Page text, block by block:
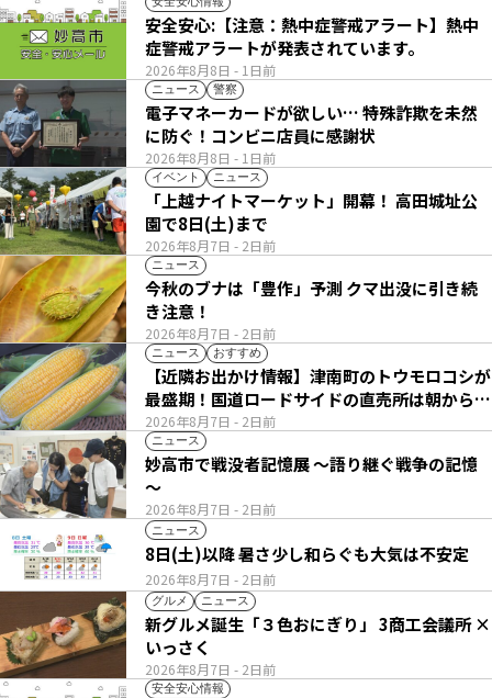
2026年8月8日 - 1日前
安全安心:【注意：熱中症警戒アラート】熱中
症警戒アラートが発表されています。
ニュース 警察
2026年8月8日 - 1日前
電子マネーカードが欲しい… 特殊詐欺を未然
に防ぐ！コンビニ店員に感謝状
イベント ニュース
2026年8月7日 - 2日前
「上越ナイトマーケット」開幕！ 高田城址公
園で8日(土)まで
ニュース
2026年8月7日 - 2日前
今秋のブナは「豊作」予測 クマ出没に引き続
き注意！
ニュース おすすめ
2026年8月7日 - 2日前
【近隣お出かけ情報】津南町のトウモロコシが
最盛期！国道ロードサイドの直売所は朝から長
い列
ニュース
2026年8月7日 - 2日前
妙高市で戦没者記憶展 ～語り継ぐ戦争の記憶
～
ニュース
2026年8月7日 - 2日前
8日(土)以降 暑さ少し和らぐも大気は不安定
グルメ ニュース
2026年8月7日 - 2日前
新グルメ誕生「３色おにぎり」 3商工会議所 ×
いっさく
安全安心情報